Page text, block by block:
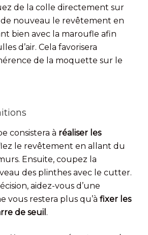
de la colle directement sur
de nouveau le revêtement en
bien avec la maroufle afin
d’air. Cela favorisera
de la moquette sur le
consistera à réaliser les
le revêtement en allant du
Ensuite, coupez la
des plinthes avec le cutter.
aidez-vous d’une
vous restera plus qu’à fixer les
de seuil .